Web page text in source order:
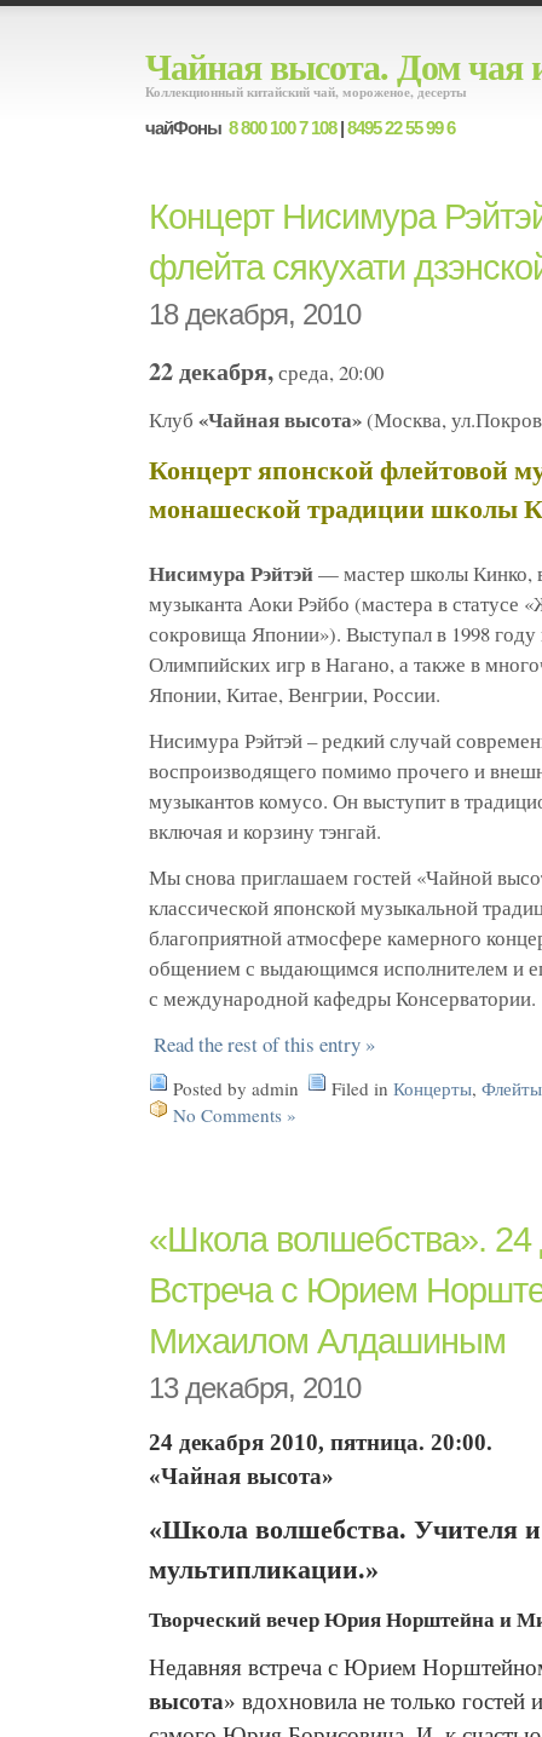
Чайная высота. Дом чая
Коллекционный китайский чай, мороженое, десерты
чайФоны 8 800 100 7 108|8495 22 55 99 6
Концерт Нисимура
флейта сякухати
18 декабря, 2010
22 декабря,среда, 20:00
Клуб «Чайная высота»(Москва,
Концерт японской флейтовой
монашеской традиции школы
Нисимура Рэйтэй— мастер школы Кинко,
музыканта Аоки Рэйбо (мастера в статусе
сокровища Японии»). Выступал в 1998
Олимпийских игр в Нагано, а также в
Японии, Китае, Венгрии, России.
Нисимура Рэйтэй – редкий случай
воспроизводящего помимо прочего и
музыкантов комусо. Он выступит в
включая и корзину тэнгай.
Мы снова приглашаем гостей «Чайной
классической японской музыкальной
благоприятной атмосфере камерного
общением с выдающимся исполнителем и
с международной кафедры Консерватории.
Read the rest of this entry »
Posted by admin Filed in Концерты, Флейты
No Comments »
«Школа волшебства». 24
Встреча с Юрием
Михаилом Алдашиным
13 декабря, 2010
24 декабря 2010, пятница. 20:00.
«Чайная высота»
«Школа волшебства. Учителя
мультипликации.»
Творческий вечер Юрия Норштейна и
Недавняя встреча с Юрием
высота» вдохновила не только гостей